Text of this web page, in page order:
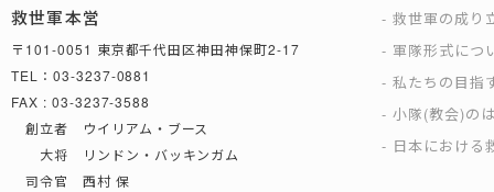
救世軍本営
〒101-0051 東京都千代田区神田神保町2-17
TEL：03-3237-0881
FAX : 03-3237-3588
創立者 ウイリアム・ブース
大将 リンドン・バッキンガム
司令官 西村 保
救世軍の成り
軍隊形式につ
私たちの目指
小隊(教会)の
日本における